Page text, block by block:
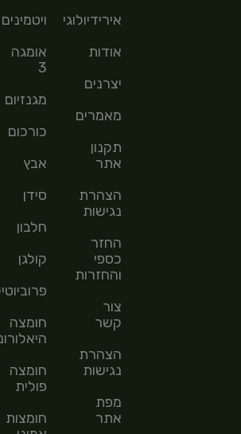
אירידיולוגיה
אודות
יצרנים
מאמרים
תקנון
אתר
הצהרת
נגישות
החזר
כספי
והחזרות
צור
קשר
הצהרת
נגישות
מפת
אתר
ויטמינים
אומגה
3
מגנזיום
כורכום
אבץ
סידן
חלבון
קולגן
חומצה
חומצה
פולית
חומצות